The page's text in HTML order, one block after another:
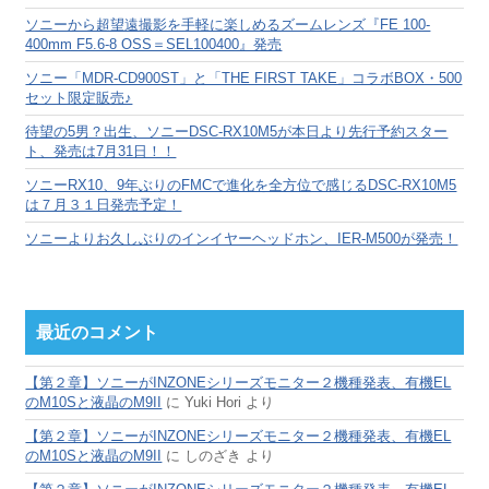
ブ
ソニーから超望遠撮影を手軽に楽しめるズームレンズ『FE 100-
400mm F5.6-8 OSS＝SEL100400』発売
ソニー「MDR-CD900ST」と「THE FIRST TAKE」コラボBOX・500
セット限定販売♪
待望の5男？出生、ソニーDSC-RX10M5が本日より先行予約スター
ト、発売は7月31日！！
ソニーRX10、9年ぶりのFMCで進化を全方位で感じるDSC-RX10M5
は７月３１日発売予定！
ソニーよりお久しぶりのインイヤーヘッドホン、IER-M500が発売！
最近のコメント
【第２章】ソニーがINZONEシリーズモニター２機種発表、有機EL
のM10Sと液晶のM9II
にYuki Hori より
【第２章】ソニーがINZONEシリーズモニター２機種発表、有機EL
のM10Sと液晶のM9II
に しのざき より